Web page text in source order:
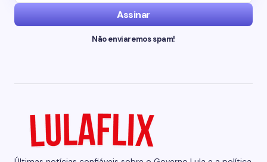
Assinar
Não enviaremos spam!